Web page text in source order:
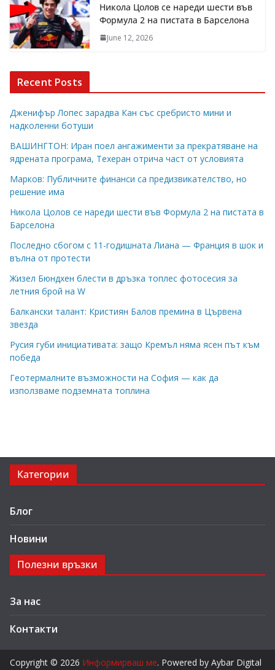
Никола Цолов се нареди шести във
Формула 2 на пистата в Барселона
June 12, 2026
Recent Posts
Дженифър Лопес зарадва Кан със сребристо мини и
надколенни ботуши
ВАШИНГТОН: Иран поел ангажименти за прекратяване на
ядрената програма, Техеран отрича част от условията
Марков: Публичните финанси са предизвикателство, но
решение има
Никола Цолов се нареди шести във Формула 2 на пистата в
Барселона
Последно сбогом с 11-годишната Лиана — Франция в шок и
вълна от протести
Жизел Бюндхен блести в дръзка топлес фотосесия за
летния брой на W
Балкански талант: Кристиян Балов премина в Цървена
звезда
Русия губи инициативата: защо Кремъл няма ясен път към
победа
Геотермалните възможности на София — как да
използваме подземната топлина
Категории
Блог
Новини
Полезни връзки
За нас
Контакти
Copyright © 2026 Информирваш ме. Powered by Aybar Digital